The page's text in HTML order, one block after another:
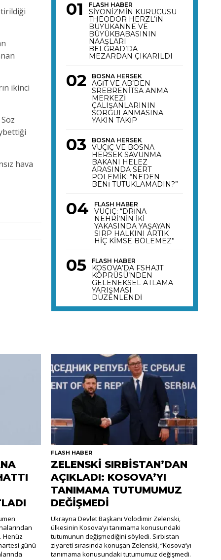
ikinci
hava
FLASH HABER
SİYONİZMİN KURUCUSU
THEODOR HERZL’İN
BÜYÜKANNE VE
BÜYÜKBABASININ
NAAŞLARI
BELGRAD’DA
MEZARDAN ÇIKARILDI
BOSNA HERSEK
AGİT VE AB’DEN
SREBRENİTSA ANMA
MERKEZİ
ÇALIŞANLARININ
SORGULANMASINA
YAKIN TAKİP
BOSNA HERSEK
VUÇİÇ VE BOSNA
HERSEK SAVUNMA
BAKANI HELEZ
ARASINDA SERT
POLEMİK: “NEDEN
BENİ TUTUKLAMADIN?”
FLASH HABER
VUÇİÇ: “DRİNA
NEHRİ’NİN İKİ
YAKASINDA YAŞAYAN
SIRP HALKINI ARTIK
HİÇ KİMSE BÖLEMEZ”
FLASH HABER
KOSOVA’DA FSHAJT
KÖPRÜSÜ’NDEN
GELENEKSEL ATLAMA
YARIŞMASI
DÜZENLENDİ
Henüz
günü
FLASH HABER
ZELENSKİ SIRBİSTAN’DAN
AÇIKLADI: KOSOVA’YI
TANIMAMA TUTUMUMUZ
DEĞİŞMEDİ
Ukrayna Devlet Başkanı Volodimir Zelenski,
ülkesinin Kosova’yı tanımama konusundaki
tutumunun değişmediğini söyledi. Sırbistan
ziyareti sırasında konuşan Zelenski, “Kosova’yı
tanımama konusundaki tutumumuz değişmedi.